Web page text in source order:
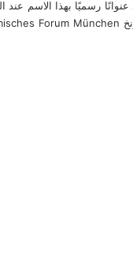
رسميًا بهذا الاسم عند